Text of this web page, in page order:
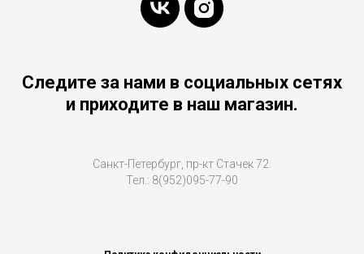
Следите за нами в социальных сетях
и приходите в наш магазин.
Санкт-Петербург, пр-кт Стачек 72.
Тел.: 8(952)095-77-90